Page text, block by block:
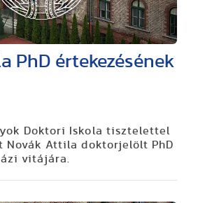
PhD értekezésének
Doktori Iskola tisztelettel
Novák Attila doktorjelölt PhD
vitájára.